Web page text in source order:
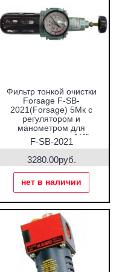
Фильтр тонкой очистки
Forsage F-SB-
2021(Forsage) 5Мк с
регулятором и
манометром для
пневмосистем 1/4"
F-SB-2021
3280.00руб.
нет в наличии